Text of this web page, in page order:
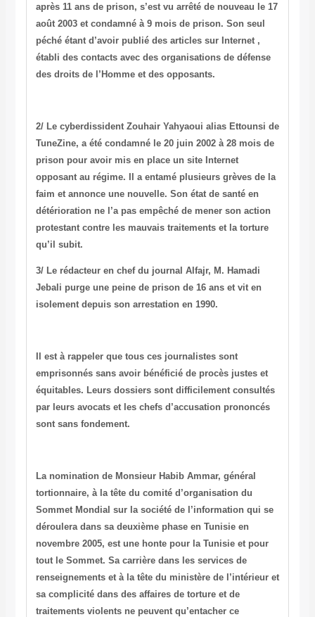
après 11 ans de prison, s’est vu arrêté de nouveau le 17
août 2003 et condamné à 9 mois de prison. Son seul
péché étant d’avoir publié des articles sur Internet ,
établi des contacts avec des organisations de défense
des droits de l’Homme et des opposants.
2/ Le cyberdissidentZouhair Yahyaoui alias Ettounsi de
TuneZine, a été condamné le 20 juin 2002 à 28 mois de
prison pour avoir mis en place un site Internet
opposant au régime. Il a entamé plusieurs grèves de la
faim et annonce une nouvelle. Son état de santé en
détérioration ne l’a pas empêché de mener son action
protestant contre les mauvais traitements et la torture
qu’il subit.
3/ Le rédacteur en chef du journal Alfajr, M. Hamadi
Jebali purge une peine de prison de 16ans et vit en
isolement depuis son arrestation en 1990.
Il est à rappeler que tous ces journalistes sont
emprisonnés sans avoir bénéficié de procès justes et
équitables. Leurs dossiers sont difficilement consultés
par leurs avocats et les chefs d’accusation prononcés
sont sans fondement.
La nomination de Monsieur Habib Ammar, général
tortionnaire, à la tête du comité d’organisation du
Sommet Mondial sur la société de l’information qui se
déroulera dans sa deuxième phase en Tunisie en
novembre 2005, est une honte pour la Tunisie et pour
tout le Sommet. Sa carrière dans les services de
renseignements et à la tête du ministère de l’intérieur et
sa complicité dans des affaires de torture et de
traitements violents ne peuvent qu’entacher ce